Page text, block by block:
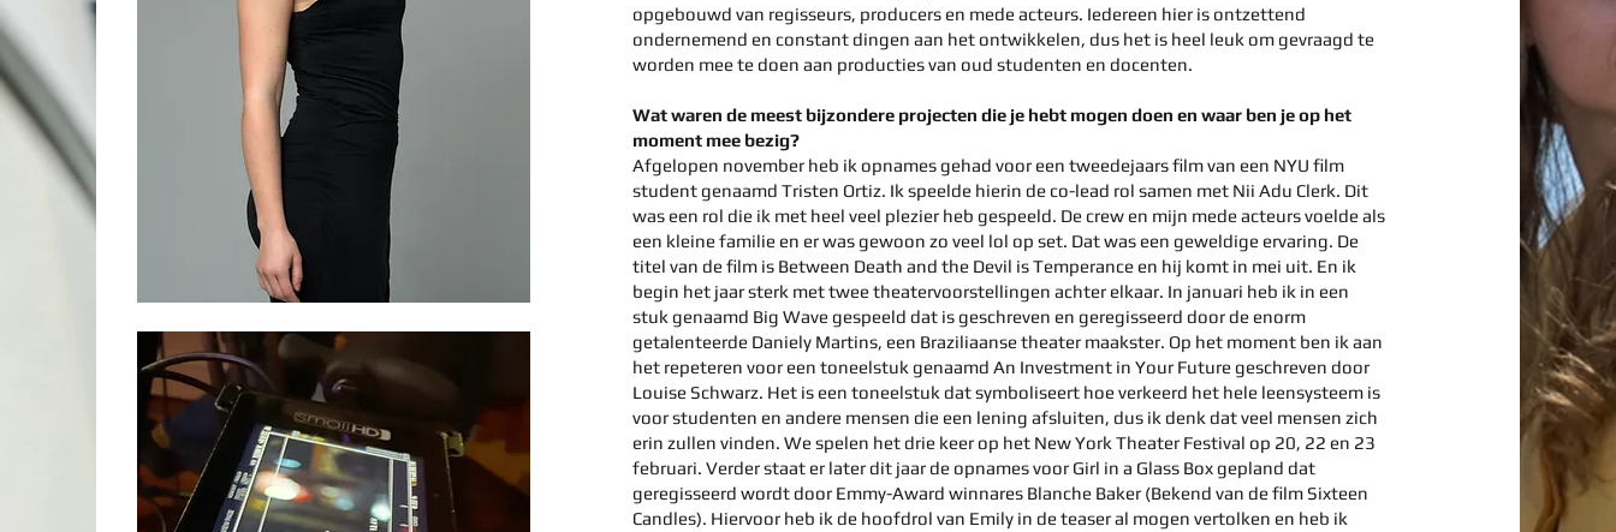
opgebouwd van regisseurs, producers en mede acteurs. Iedereen hier is ontzettend
ondernemend en constant dingen aan het ontwikkelen, dus het is heel leuk om gevraagd te
worden mee te doen aan producties van oud studenten en docenten.
Wat waren de meest bijzondere projecten die je hebt mogen doen en waar ben je op het
moment mee bezig?
Afgelopen november heb ik opnames gehad voor een tweedejaars film van een NYU film
student genaamd Tristen Ortiz. Ik speelde hierin de co-lead rol samen met Nii Adu Clerk. Dit
was een rol die ik met heel veel plezier heb gespeeld. De crew en mijn mede acteurs voelde als
een kleine familie en er was gewoon zo veel lol op set. Dat was een geweldige ervaring. De
titel van de film is Between Death and the Devil is Temperance en hij komt in mei uit. En ik
begin het jaar sterk met twee theatervoorstellingen achter elkaar. In januari heb ik in een
stuk genaamd Big Wave gespeeld dat is geschreven en geregisseerd door de enorm
getalenteerde Daniely Martins, een Braziliaanse theater maakster. Op het moment ben ik aan
het repeteren voor een toneelstuk genaamd An Investment in Your Future geschreven door
Louise Schwarz. Het is een toneelstuk dat symboliseert hoe verkeerd het hele leensysteem is
voor studenten en andere mensen die een lening afsluiten, dus ik denk dat veel mensen zich
erin zullen vinden. We spelen het drie keer op het New York Theater Festival op 20, 22 en 23
februari. Verder staat er later dit jaar de opnames voor Girl in a Glass Box gepland dat
geregisseerd wordt door Emmy-Award winnares Blanche Baker (Bekend van de film Sixteen
Candles). Hiervoor heb ik de hoofdrol van Emily in de teaser al mogen vertolken en heb ik